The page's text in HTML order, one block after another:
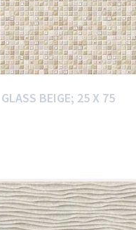
GLASS BEIGE; 25 X 75